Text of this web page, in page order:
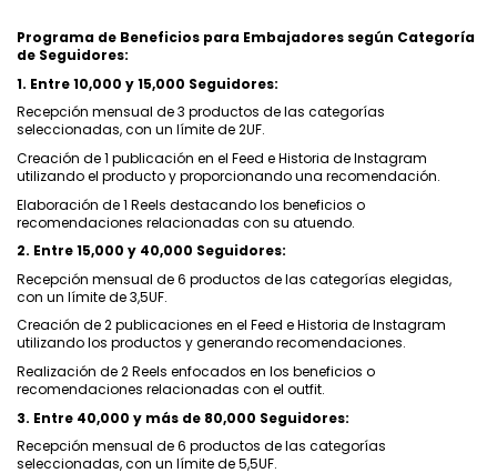
Programa de Beneficios para Embajadores según Categoría
de Seguidores:
1. Entre 10,000 y 15,000 Seguidores:
Recepción mensual de 3 productos de las categorías
seleccionadas, con un límite de 2UF.
Creación de 1 publicación en el Feed e Historia de Instagram
utilizando el producto y proporcionando una recomendación.
Elaboración de 1 Reels destacando los beneficios o
recomendaciones relacionadas con su atuendo.
2. Entre 15,000 y 40,000 Seguidores:
Recepción mensual de 6 productos de las categorías elegidas,
con un límite de 3,5UF.
Creación de 2 publicaciones en el Feed e Historia de Instagram
utilizando los productos y generando recomendaciones.
Realización de 2 Reels enfocados en los beneficios o
recomendaciones relacionadas con el outfit.
3. Entre 40,000 y más de 80,000 Seguidores:
Recepción mensual de 6 productos de las categorías
seleccionadas, con un límite de 5,5UF.